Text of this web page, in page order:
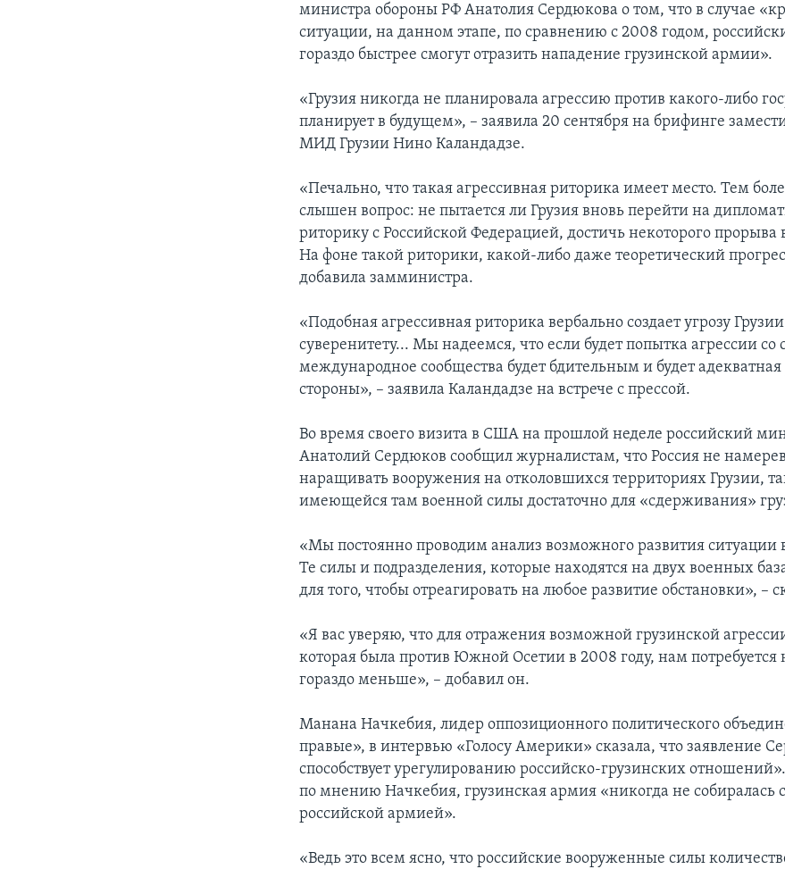
министра обороны РФ Анатолия Сердюкова о том, что в случае
ситуации, на данном этапе, по сравнению с 2008 годом,
гораздо быстрее смогут отразить нападение грузинской армии».
«Грузия никогда не планировала агрессию против какого-либо
планирует в будущем», – заявила 20 сентября на брифинге
МИД Грузии Нино Каландадзе.
«Печально, что такая агрессивная риторика имеет место. Тем
слышен вопрос: не пытается ли Грузия вновь перейти на
риторику с Российской Федерацией, достичь некоторого прорыва
На фоне такой риторики, какой-либо даже теоретический
добавила замминистра.
«Подобная агрессивная риторика вербально создает угрозу
суверенитету... Мы надеемся, что если будет попытка агрессии со
международное сообщества будет бдительным и будет адекватная
стороны», – заявила Каландадзе на встрече с прессой.
Во время своего визита в США на прошлой неделе российский
Анатолий Сердюков сообщил журналистам, что Россия не
наращивать вооружения на отколовшихся территориях Грузии,
имеющейся там военной силы достаточно для «сдерживания»
«Мы постоянно проводим анализ возможного развития ситуации
Те силы и подразделения, которые находятся на двух военных
для того, чтобы отреагировать на любое развитие обстановки», –
«Я вас уверяю, что для отражения возможной грузинской
которая была против Южной Осетии в 2008 году, нам потребуется
гораздо меньше», – добавил он.
Манана Начкебия, лидер оппозиционного политического
правые», в интервью «Голосу Америки» сказала, что заявление
способствует урегулированию российско-грузинских
по мнению Начкебия, грузинская армия «никогда не собиралась
российской армией».
«Ведь это всем ясно, что российские вооруженные силы